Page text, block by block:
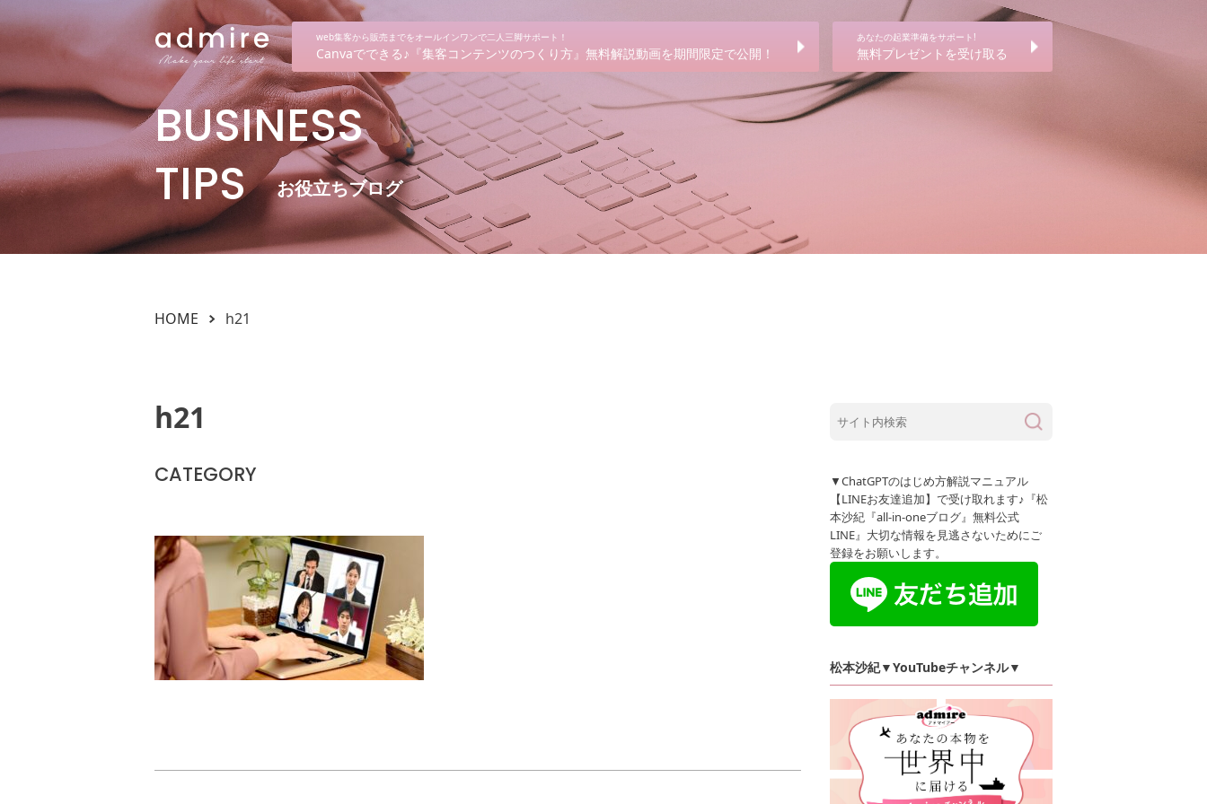
web集客から販売までをオールインワンで二人三脚サポート！
Canvaでできる♪『集客コンテンツのつくり方』無料解説動画を期間限定で公開！
あなたの起業準備をサポート!
無料プレゼントを受け取る
BUSINESS
TIPS
お役立ちブログ
HOME h21
h21
CATEGORY
▼ChatGPTのはじめ方解説マニュアル
【LINEお友達追加】で受け取れます♪『松
本沙紀『all-in-oneブログ』無料公式
LINE』大切な情報を見逃さないためにご
登録をお願いします。
松本沙紀▼YouTubeチャンネル▼